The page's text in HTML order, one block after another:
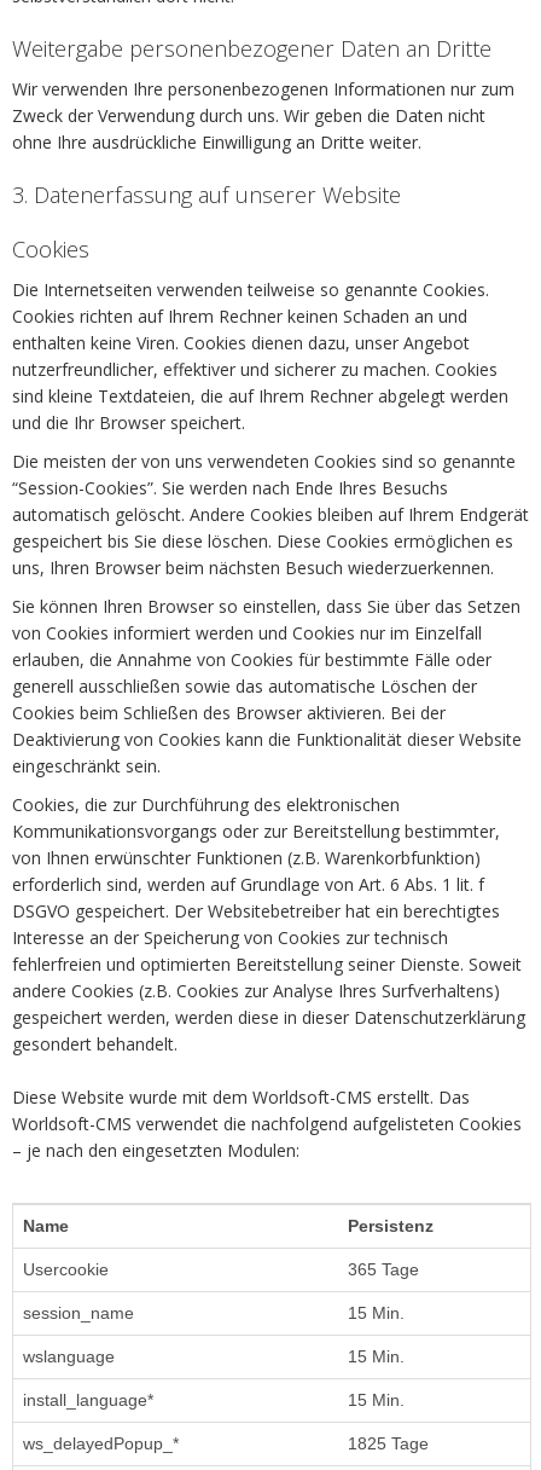
Weitergabe personenbezogener Daten an Dritte
Wir verwenden Ihre personenbezogenen Informationen nur zum
Zweck der Verwendung durch uns. Wir geben die Daten nicht
ohne Ihre ausdrückliche Einwilligung an Dritte weiter.
3. Datenerfassung auf unserer Website
Cookies
Die Internetseiten verwenden teilweise so genannte Cookies.
Cookies richten auf Ihrem Rechner keinen Schaden an und
enthalten keine Viren. Cookies dienen dazu, unser Angebot
nutzerfreundlicher, effektiver und sicherer zu machen. Cookies
sind kleine Textdateien, die auf Ihrem Rechner abgelegt werden
und die Ihr Browser speichert.
Die meisten der von uns verwendeten Cookies sind so genannte
“Session-Cookies”. Sie werden nach Ende Ihres Besuchs
automatisch gelöscht. Andere Cookies bleiben auf Ihrem Endgerät
gespeichert bis Sie diese löschen. Diese Cookies ermöglichen es
uns, Ihren Browser beim nächsten Besuch wiederzuerkennen.
Sie können Ihren Browser so einstellen, dass Sie über das Setzen
von Cookies informiert werden und Cookies nur im Einzelfall
erlauben, die Annahme von Cookies für bestimmte Fälle oder
generell ausschließen sowie das automatische Löschen der
Cookies beim Schließen des Browser aktivieren. Bei der
Deaktivierung von Cookies kann die Funktionalität dieser Website
eingeschränkt sein.
Cookies, die zur Durchführung des elektronischen
Kommunikationsvorgangs oder zur Bereitstellung bestimmter,
von Ihnen erwünschter Funktionen (z.B. Warenkorbfunktion)
erforderlich sind, werden auf Grundlage von Art. 6 Abs. 1 lit. f
DSGVO gespeichert. Der Websitebetreiber hat ein berechtigtes
Interesse an der Speicherung von Cookies zur technisch
fehlerfreien und optimierten Bereitstellung seiner Dienste. Soweit
andere Cookies (z.B. Cookies zur Analyse Ihres Surfverhaltens)
gespeichert werden, werden diese in dieser Datenschutzerklärung
gesondert behandelt.
Diese Website wurde mit dem Worldsoft-CMS erstellt. Das
Worldsoft-CMS verwendet die nachfolgend aufgelisteten Cookies
– je nach den eingesetzten Modulen:
Name Persistenz
Usercookie 365 Tage
session_name 15 Min.
wslanguage 15 Min.
install_language* 15 Min.
ws_delayedPopup_* 1825 Tage